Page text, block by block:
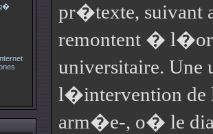
pr�texte, suivant
remontent �
universitaire.
l�intervention
arm�e-, o� le